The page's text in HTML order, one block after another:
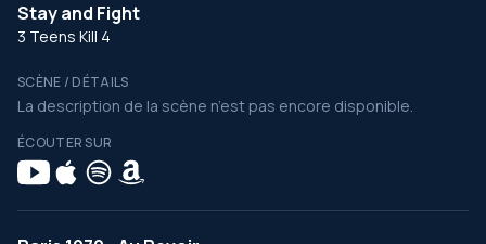
Stay and Fight
3 Teens Kill 4
SCÈNE / DÉTAILS
La description de la scène n’est pas encore disponible.
ÉCOUTER SUR